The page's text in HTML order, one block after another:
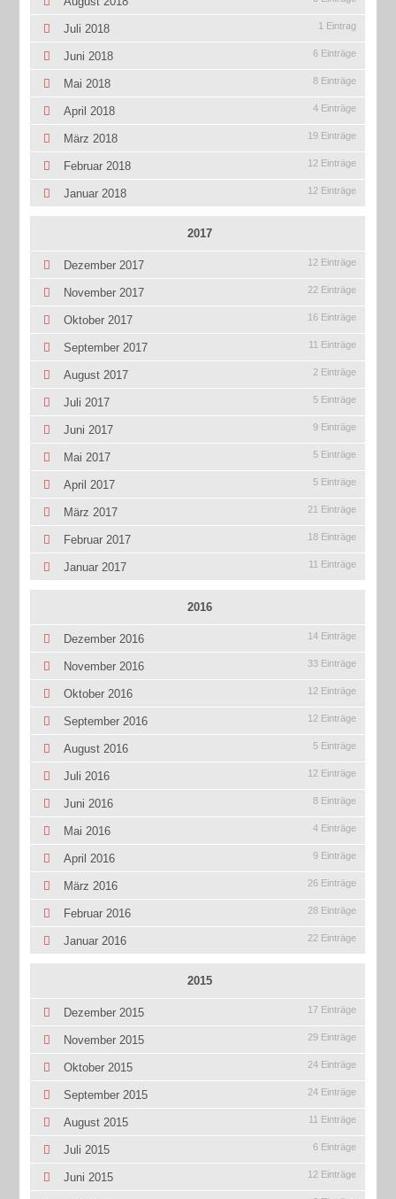
Juli 2018 1 Eintrag
Juni 2018 6 Einträge
Mai 2018 8 Einträge
April 2018 4 Einträge
März 2018 19 Einträge
Februar 2018 12 Einträge
Januar 2018 12 Einträge
2017
Dezember 2017 12 Einträge
November 2017 22 Einträge
Oktober 2017 16 Einträge
September 2017 11 Einträge
August 2017 2 Einträge
Juli 2017 5 Einträge
Juni 2017 9 Einträge
Mai 2017 5 Einträge
April 2017 5 Einträge
März 2017 21 Einträge
Februar 2017 18 Einträge
Januar 2017 11 Einträge
2016
Dezember 2016 14 Einträge
November 2016 33 Einträge
Oktober 2016 12 Einträge
September 2016 12 Einträge
August 2016 5 Einträge
Juli 2016 12 Einträge
Juni 2016 8 Einträge
Mai 2016 4 Einträge
April 2016 9 Einträge
März 2016 26 Einträge
Februar 2016 28 Einträge
Januar 2016 22 Einträge
2015
Dezember 2015 17 Einträge
November 2015 29 Einträge
Oktober 2015 24 Einträge
September 2015 24 Einträge
August 2015 11 Einträge
Juli 2015 6 Einträge
Juni 2015 12 Einträge